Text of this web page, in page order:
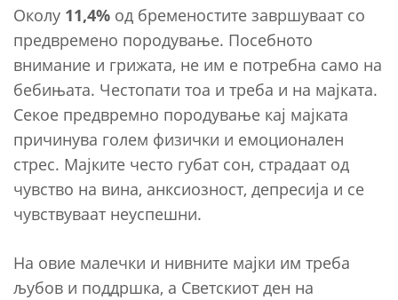
Околу 11,4% од бременостите завршуваат со
предвремено породување. Посебното
внимание и грижата, не им е потребна само на
бебињата. Честопати тоа и треба и на мајката.
Секое предвремно породување кај мајката
причинува голем физички и емоционален
стрес. Мајките често губат сон, страдаат од
чувство на вина, анксиозност, депресија и се
чувствуваат неуспешни.
На овие малечки и нивните мајки им треба
љубов и поддршка, а Светскиот ден на